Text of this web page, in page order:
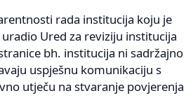
rada institucija koju je
Ured za reviziju institucija
bh. institucija ni sadržajno
uspješnu komunikaciju s
utječu na stvaranje povjerenja